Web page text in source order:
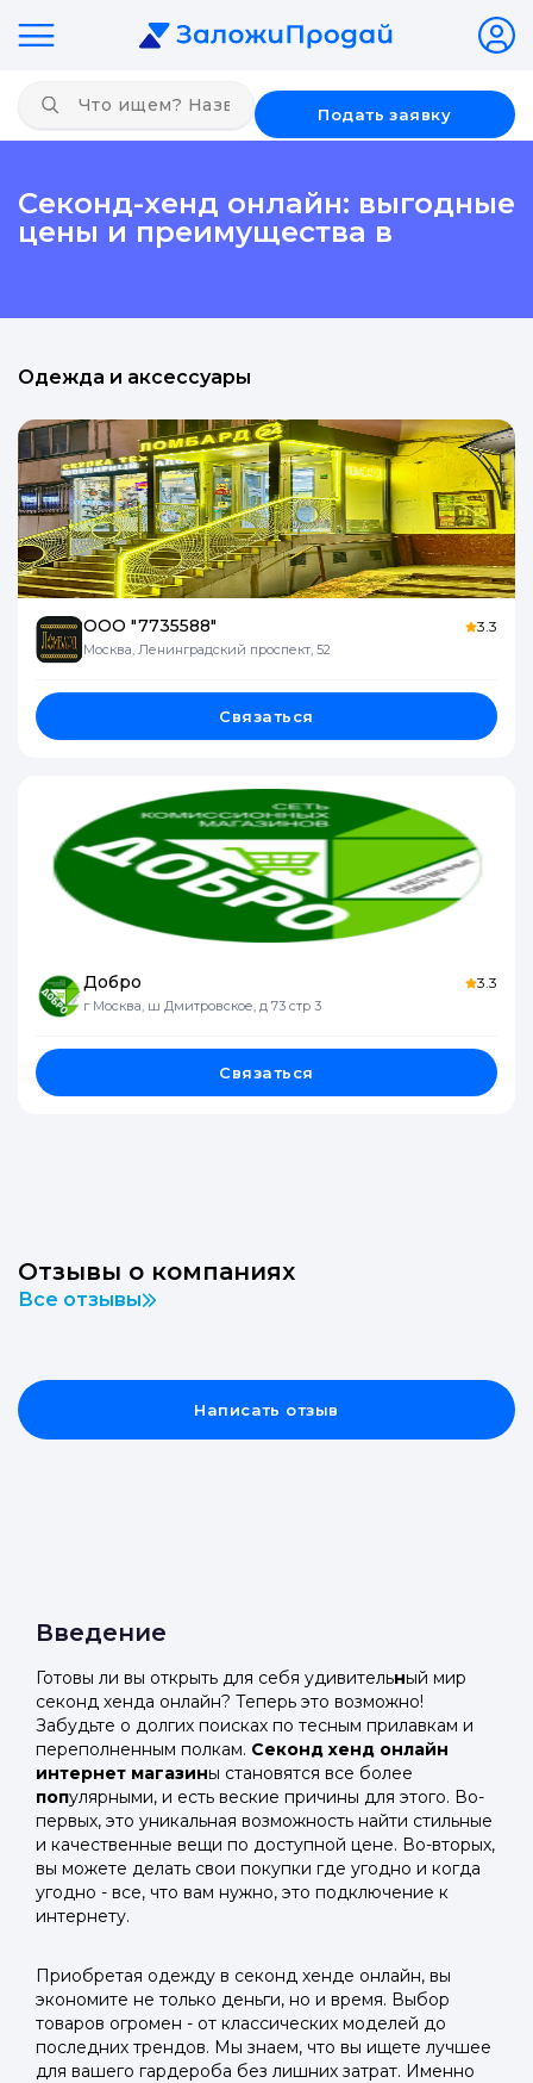
Подать заявку
Секонд-хенд онлайн: выгодные
цены и преимущества в
Одежда и аксессуары
ООО "7735588"
Москва, Ленинградский проспект, 52
3.3
Связаться
Добро
г Москва, ш Дмитровское, д 73 стр 3
3.3
Связаться
Отзывы о компаниях
Все отзывы
Написать отзыв
Введение
Готовы ли вы открыть для себя удивительный мир
секонд хенда онлайн? Теперь это возможно!
Забудьте о долгих поисках по тесным прилавкам и
переполненным полкам. Секонд хенд онлайн
интернет магазины становятся все более
популярными, и есть веские причины для этого. Во-
первых, это уникальная возможность найти стильные
и качественные вещи по доступной цене. Во-вторых,
вы можете делать свои покупки где угодно и когда
угодно - все, что вам нужно, это подключение к
интернету.
Приобретая одежду в секонд хенде онлайн, вы
экономите не только деньги, но и время. Выбор
товаров огромен - от классических моделей до
последних трендов. Мы знаем, что вы ищете лучшее
для вашего гардероба без лишних затрат. Именно